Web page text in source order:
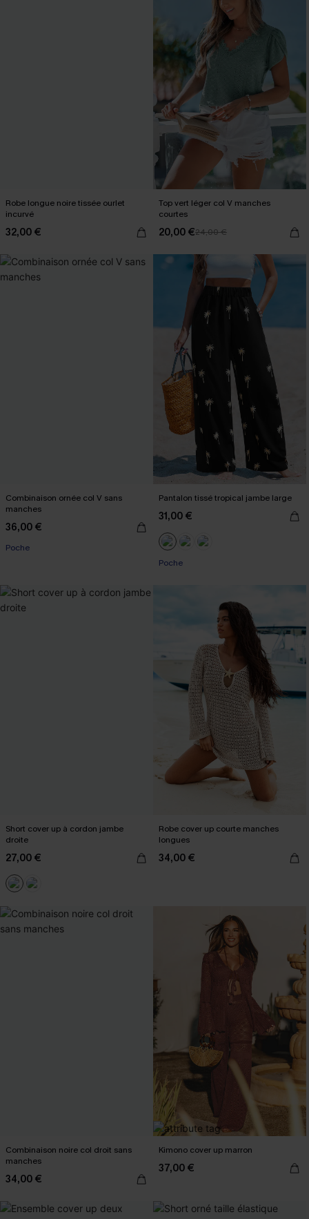
Robe longue noire tissée ourlet
incurvé
32,00 €
Top vert léger col V manches
courtes
20,00 €24,00 €
Combinaison ornée col V sans
manches
36,00 €
Poche
Pantalon tissé tropical jambe large
31,00 €
Poche
Short cover up à cordon jambe
droite
27,00 €
Robe cover up courte manches
longues
34,00 €
Combinaison noire col droit sans
manches
34,00 €
Kimono cover up marron
37,00 €